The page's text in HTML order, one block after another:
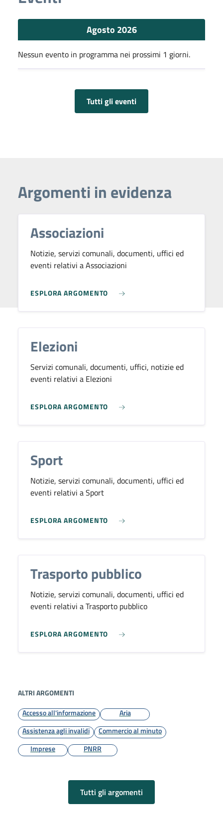
Agosto 2026
Nessun evento in programma nei prossimi 1 giorni.
Tutti gli eventi
Argomenti in evidenza
Associazioni
Notizie, servizi comunali, documenti, uffici ed
eventi relativi a Associazioni
ESPLORA ARGOMENTO
Elezioni
Servizi comunali, documenti, uffici, notizie ed
eventi relativi a Elezioni
ESPLORA ARGOMENTO
Sport
Notizie, servizi comunali, documenti, uffici ed
eventi relativi a Sport
ESPLORA ARGOMENTO
Trasporto pubblico
Notizie, servizi comunali, documenti, uffici ed
eventi relativi a Trasporto pubblico
ESPLORA ARGOMENTO
ALTRI ARGOMENTI
Accesso all'informazione
Aria
Assistenza agli invalidi
Commercio al minuto
Imprese
PNRR
Tutti gli argomenti